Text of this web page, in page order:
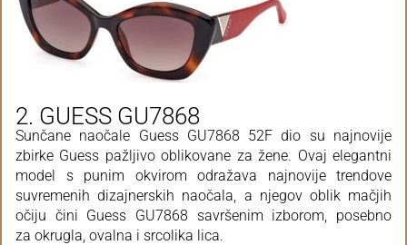
2. GUESS GU7868
Sunčane naočale Guess GU7868 52F dio su najnovije
zbirke Guess pažljivo oblikovane za žene. Ovaj elegantni
model s punim okvirom odražava najnovije trendove
suvremenih dizajnerskih naočala, a njegov oblik mačjih
očiju čini Guess GU7868 savršenim izborom, posebno
za okrugla, ovalna i srcolika lica.